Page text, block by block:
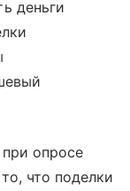
деньги
опросе
что поделки